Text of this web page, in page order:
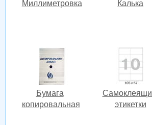
Миллиметровка Калька
Бумага
копировальная
этикетки